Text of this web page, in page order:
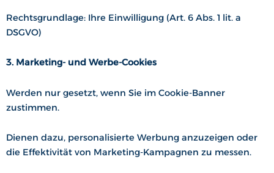
Rechtsgrundlage: Ihre Einwilligung (Art. 6 Abs. 1 lit. a
DSGVO)
3. Marketing- und Werbe-Cookies
Werden nur gesetzt, wenn Sie im Cookie-Banner
zustimmen.
Dienen dazu, personalisierte Werbung anzuzeigen oder
die Effektivität von Marketing-Kampagnen zu messen.